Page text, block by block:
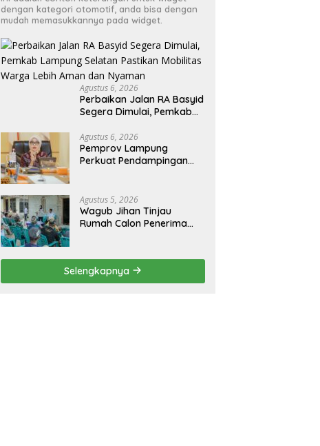
dengan kategori otomotif, anda bisa dengan
mudah memasukkannya pada widget.
Agustus 6, 2026
Perbaikan Jalan RA Basyid
Segera Dimulai, Pemkab
Mobilitas Warga Lebih
Aman dan Nyaman
Agustus 6, 2026
Pemprov Lampung
Perkuat Pendampingan
Tanggamus
Agustus 5, 2026
Wagub Jihan Tinjau
Rumah Calon Penerima
dan Serap Aspirasi
Masyarakat
Selengkapnya